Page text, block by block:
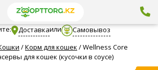
Доставкаили
Самовывоз
/Корм для кошек /Wellness Core
для кошек (кусочки в соусе)